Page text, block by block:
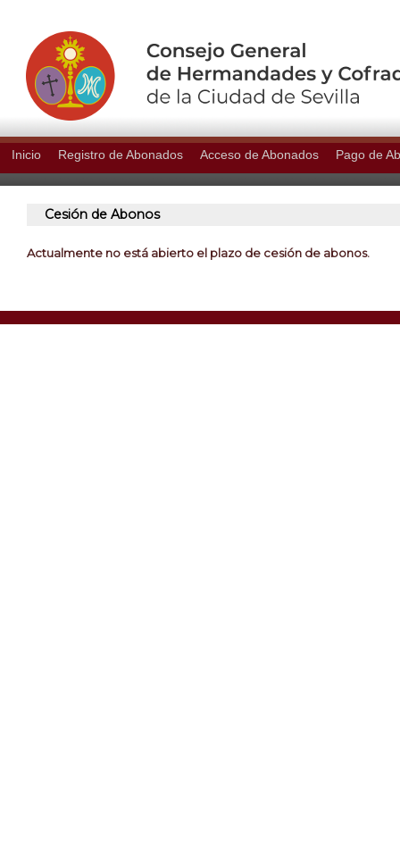
Inicio Registro de Abonados Acceso de Abonados Pago de
Cesión de Abonos
Actualmente no está abierto el plazo de cesión de abonos.